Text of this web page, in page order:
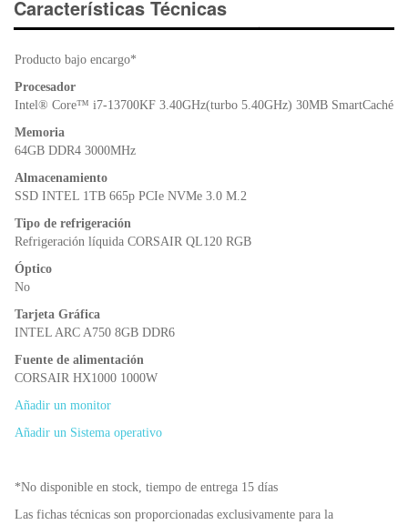
e
b
o
o
k
er s
A
ri
e
y
Características Técnicas
Producto bajo encargo*
Procesador
Intel® Core™ i7-13700KF 3.40GHz(turbo 5.40GHz) 30MB SmartCaché
Memoria
64GB DDR4 3000MHz
Almacenamiento
SSD INTEL 1TB 665p PCIe NVMe 3.0 M.2
Tipo de refrigeración
Refrigeración líquida CORSAIR QL120 RGB
Óptico
No
Tarjeta Gráfica
INTEL ARC A750 8GB DDR6
Fuente de alimentación
CORSAIR HX1000 1000W
Añadir un monitor
Añadir un Sistema operativo
*No disponible en stock, tiempo de entrega 15 días
Las fichas técnicas son proporcionadas exclusivamente para la